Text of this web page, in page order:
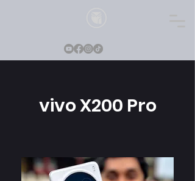
vivo X200 Pro